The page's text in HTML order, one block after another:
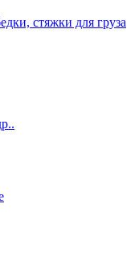
стяжки для груза